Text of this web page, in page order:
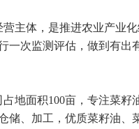
主体，是推进农业产业
一次监测评估，做到有出
地面积100亩，专注菜籽
、加工，优质菜籽油、